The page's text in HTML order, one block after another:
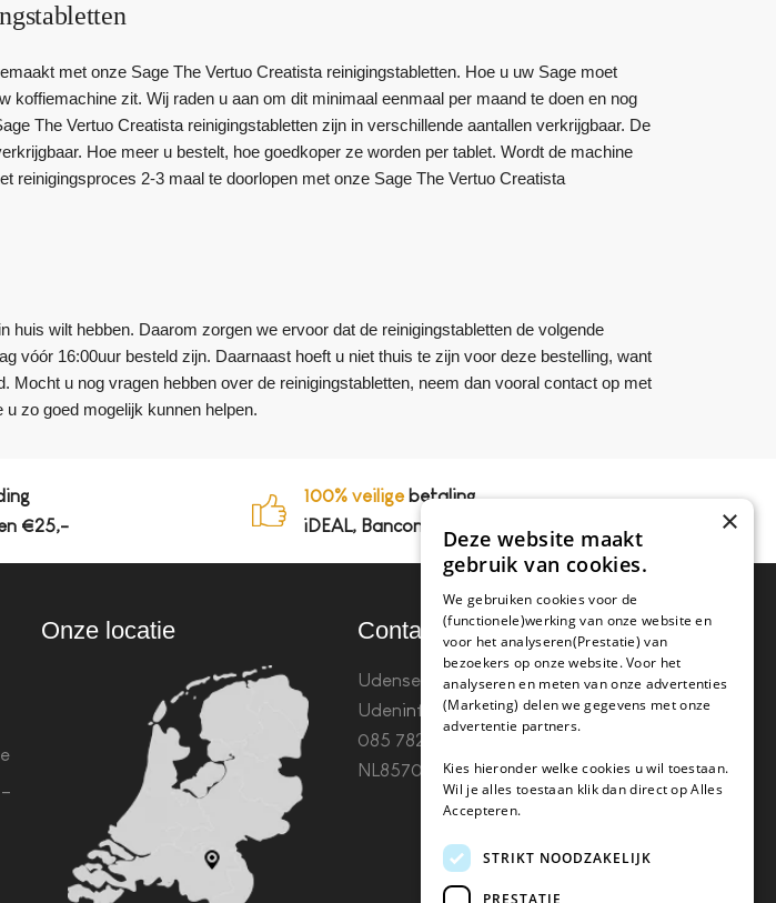
met onze Sage The Vertuo Creatista reinigingstabletten. Hoe u uw Sage moet
koffiemachine zit. Wij raden u aan om dit minimaal eenmaal per maand te doen en nog
The Vertuo Creatista reinigingstabletten zijn in verschillende aantallen verkrijgbaar. De
Hoe meer u bestelt, hoe goedkoper ze worden per tablet. Wordt de machine
reinigingsproces 2-3 maal te doorlopen met onze Sage The Vertuo Creatista
huis wilt hebben. Daarom zorgen we ervoor dat de reinigingstabletten de volgende
vóór 16:00uur besteld zijn. Daarnaast hoeft u niet thuis te zijn voor deze bestelling, want
Mocht u nog vragen hebben over de reinigingstabletten, neem dan vooral contact op met
zo goed mogelijk kunnen helpen.
€25,-
100% veiligebetaling,
iDEAL, Bancontact en op rekening
Onze locatie Contact
Udenseweg 8B 5405 PA
Udeninfo(@)koffie-tabletten.nlTel.
085 782 5578KvK 67529623 Btw:
NL857053759B01
×
Deze website maakt
gebruik van cookies.
We gebruiken cookies voor de
(functionele)werking van onze website en
voor het analyseren(Prestatie) van
bezoekers op onze website. Voor het
analyseren en meten van onze advertenties
(Marketing) delen we gegevens met onze
advertentie partners.
Kies hieronder welke cookies u wil toestaan.
Wil je alles toestaan klik dan direct op Alles
Accepteren.
STRIKT NOODZAKELIJK
PRESTATIE